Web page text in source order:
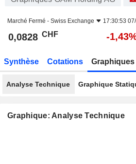
Marché Fermé - Swiss Exchange 17:30:53
0,0828 CHF -
Synthèse Cotations Graphiques
Analyse Technique Graphique
Graphique: Analyse Technique